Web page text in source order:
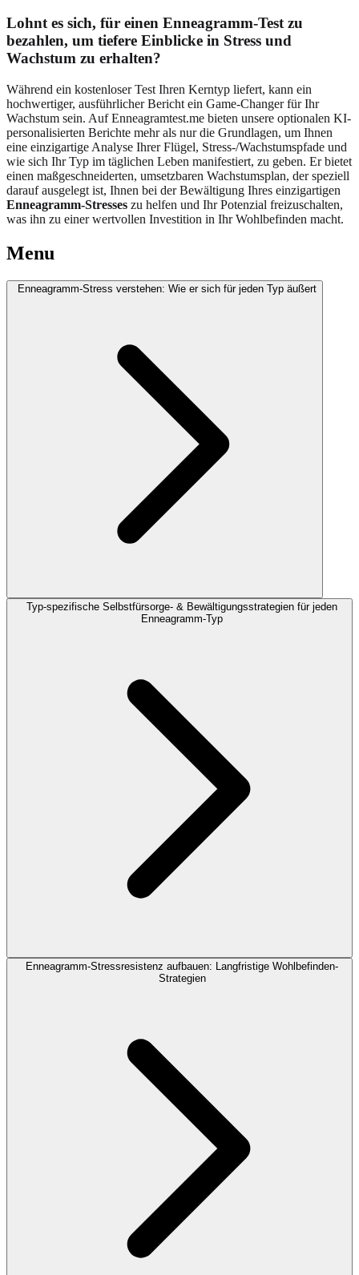
Lohnt es sich, für einen Enneagramm-Test zu
bezahlen, um tiefere Einblicke in Stress und
Wachstum zu erhalten?
Während ein kostenloser Test Ihren Kerntyp liefert, kann ein
hochwertiger, ausführlicher Bericht ein Game-Changer für Ihr
Wachstum sein. Auf Enneagramtest.me bieten unsere optionalen KI-
personalisierten Berichte mehr als nur die Grundlagen, um Ihnen
eine einzigartige Analyse Ihrer Flügel, Stress-/Wachstumspfade und
wie sich Ihr Typ im täglichen Leben manifestiert, zu geben. Er bietet
einen maßgeschneiderten, umsetzbaren Wachstumsplan, der speziell
darauf ausgelegt ist, Ihnen bei der Bewältigung Ihres einzigartigen
Enneagramm-Stresses zu helfen und Ihr Potenzial freizuschalten,
was ihn zu einer wertvollen Investition in Ihr Wohlbefinden macht.
Menu
Enneagramm-Stress verstehen: Wie er sich für jeden Typ äußert
Typ-spezifische Selbstfürsorge- & Bewältigungsstrategien für jeden
Enneagramm-Typ
Enneagramm-Stressresistenz aufbauen: Langfristige Wohlbefinden-
Strategien